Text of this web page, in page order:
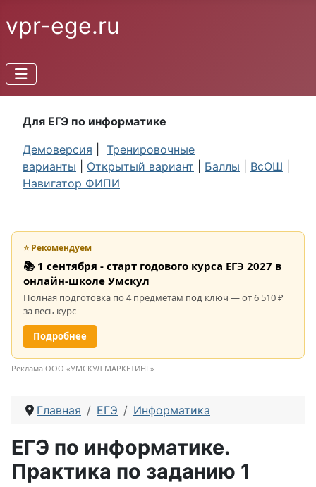
vpr-ege.ru
Для ЕГЭ по информатике
Демоверсия
Тренировочные
варианты
Открытый вариант Баллы ВсОШ
Навигатор ФИПИ
⭐ Рекомендуем
📚 1 сентября - старт годового курса ЕГЭ 2027 в
онлайн-школе Умскул
Полная подготовка по 4 предметам под ключ — от 6 510 ₽
за весь курс
Подробнее
Реклама ООО «УМСКУЛ МАРКЕТИНГ»
Главная ЕГЭ Информатика
ЕГЭ по информатике.
Практика по заданию 1